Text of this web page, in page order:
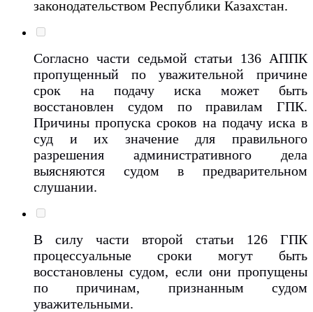
законодательством Республики Казахстан.
Согласно части седьмой статьи 136 АППК
пропущенный по уважительной причине
срок на подачу иска может быть
восстановлен судом по правилам ГПК.
Причины пропуска сроков на подачу иска в
суд и их значение для правильного
разрешения административного дела
выясняются судом в предварительном
слушании.
В силу части второй статьи 126 ГПК
процессуальные сроки могут быть
восстановлены судом, если они пропущены
по причинам, признанным судом
уважительными.